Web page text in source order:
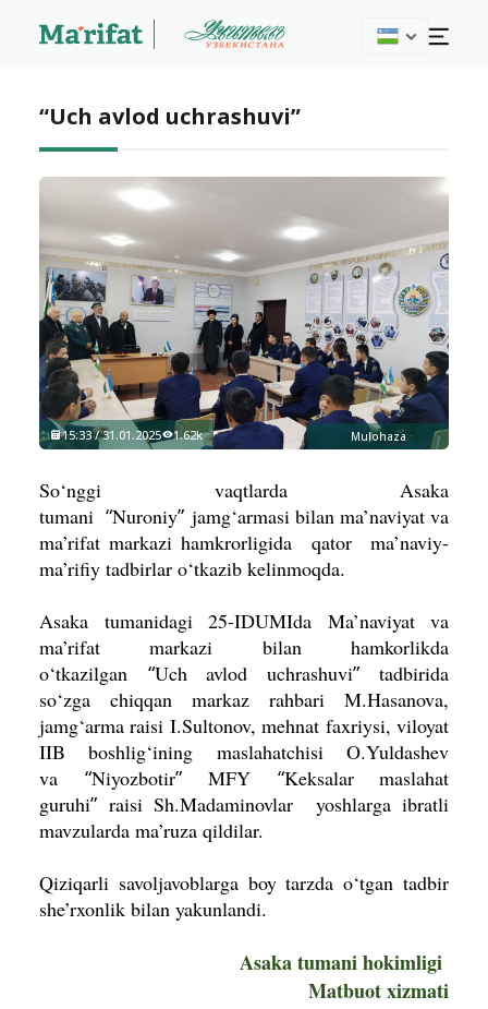
“Uch avlod uchrashuvi”
Mulohaza
15:33 / 31.01.2025 1.62k
So‘nggi vaqtlarda Asaka
tumani “Nuroniy” jamg‘armasi bilan ma’naviyat va
ma’rifat markazi hamkrorligida qator ma’naviy-
ma’rifiy tadbirlar o‘tkazib kelinmoqda.
Asaka tumanidagi 25-IDUMIda Ma’naviyat va
ma’rifat markazi bilan hamkorlikda
o‘tkazilgan “Uch avlod uchrashuvi”tadbirida
so‘zga chiqqan markaz rahbari M.Hasanova,
jamg‘arma raisi I.Sultonov, mehnat faxriysi, viloyat
IIB boshlig‘ining maslahatchisi O.Yuldashev
va “Niyozbotir”MFY “Keksalar maslahat
guruhi” raisi Sh.Madaminovlar yoshlarga ibratli
mavzularda ma’ruza qildilar.
Qiziqarli savoljavoblarga boy tarzda o‘tgan tadbir
she’rxonlik bilan yakunlandi.
Asaka tumani hokimligi
Matbuot xizmati